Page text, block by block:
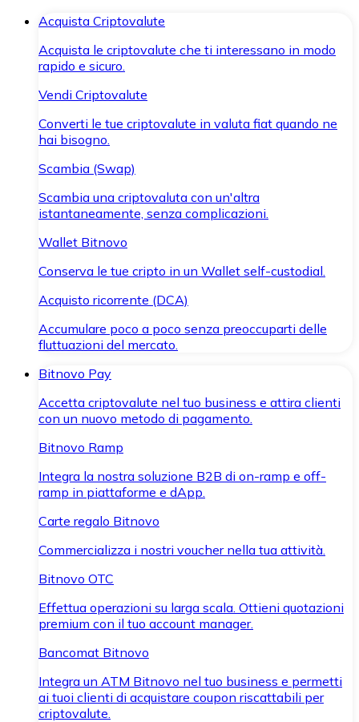
Acquista Criptovalute
Acquista le criptovalute che ti interessano in modo
rapido e sicuro.
Vendi Criptovalute
Converti le tue criptovalute in valuta fiat quando ne
hai bisogno.
Scambia (Swap)
Scambia una criptovaluta con un'altra
istantaneamente, senza complicazioni.
Wallet Bitnovo
Conserva le tue cripto in un Wallet self-custodial.
Acquisto ricorrente (DCA)
Accumulare poco a poco senza preoccuparti delle
fluttuazioni del mercato.
Bitnovo Pay
Accetta criptovalute nel tuo business e attira clienti
con un nuovo metodo di pagamento.
Bitnovo Ramp
Integra la nostra soluzione B2B di on-ramp e off-
ramp in piattaforme e dApp.
Carte regalo Bitnovo
Commercializza i nostri voucher nella tua attività.
Bitnovo OTC
Effettua operazioni su larga scala. Ottieni quotazioni
premium con il tuo account manager.
Bancomat Bitnovo
Integra un ATM Bitnovo nel tuo business e permetti
ai tuoi clienti di acquistare coupon riscattabili per
criptovalute.